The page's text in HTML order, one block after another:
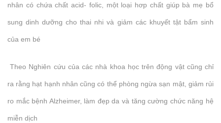
nhân có chứa chất acid- folic, một loại hơp chất giúp bà mẹ bổ
sung dinh dưỡng cho thai nhi và giảm các khuyết tật bẩm sinh
của em bé
Theo Nghiên cứu của các nhà khoa học trên động vật cũng chỉ
ra rằng hạt hạnh nhân cũng có thể phòng ngừa sạn mật, giảm rủi
ro mắc bệnh Alzheimer, làm đẹp da và tăng cường chức năng hệ
miễn dịch